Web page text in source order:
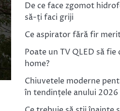
De ce face zgomot
să-ți faci griji
Ce aspirator fără fir
Poate un TV QLED să
home?
Chiuvetele moderne
în tendințele anului 2026